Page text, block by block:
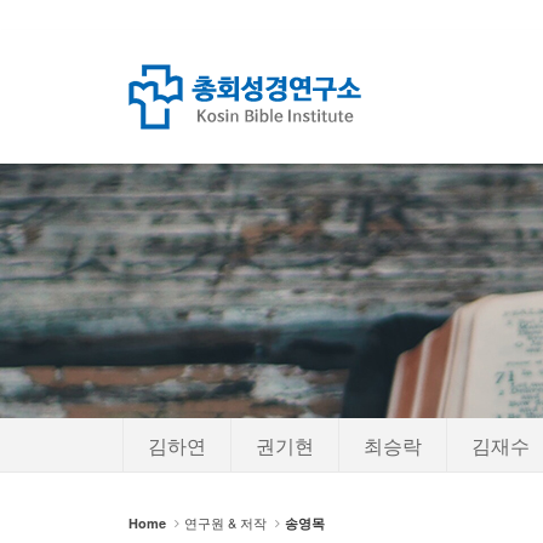
김하연 권기현 최승락 김재수
Home 연구원 & 저작 송영목